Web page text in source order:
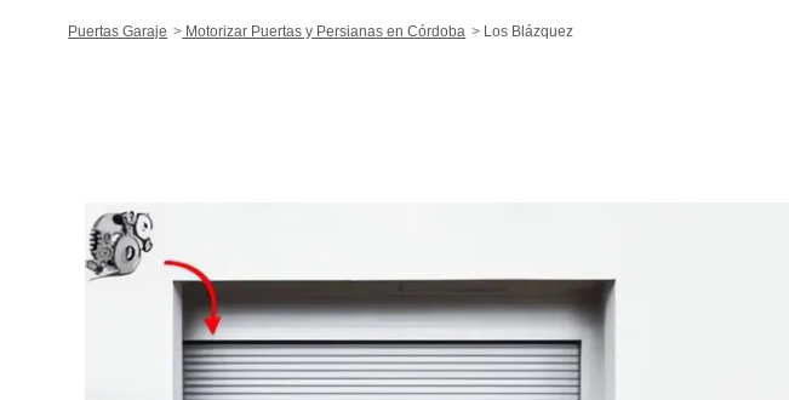
Puertas Garaje Motorizar Puertas y Persianas en Córdoba Los Blázquez